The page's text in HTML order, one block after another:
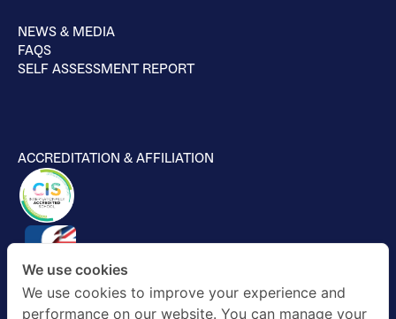
NEWS & MEDIA
FAQS
SELF ASSESSMENT REPORT
ACCREDITATION & AFFILIATION
We use cookies
We use cookies to improve your experience and
performance on our website. You can manage your